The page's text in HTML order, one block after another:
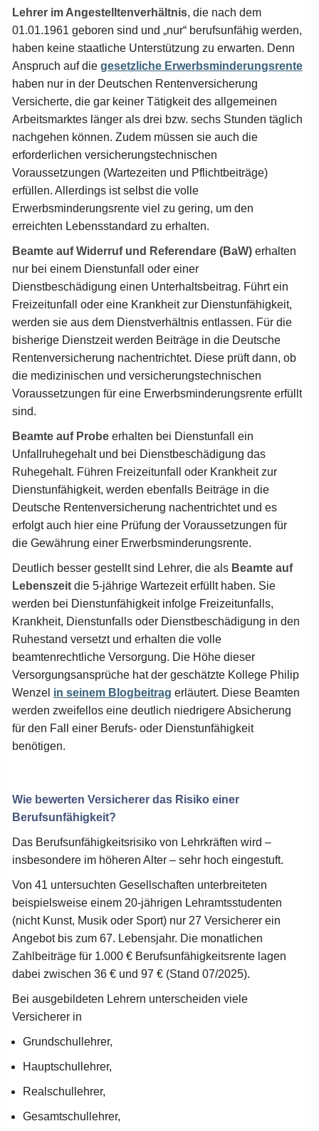
Lehrer im Angestelltenverhältnis, die nach dem
01.01.1961 geboren sind und „nur“ berufsunfähig werden,
haben keine staatliche Unterstützung zu erwarten. Denn
Anspruch auf die gesetzliche Erwerbsminderungsrente
haben nur in der Deutschen Rentenversicherung
Versicherte, die gar keiner Tätigkeit des allgemeinen
Arbeitsmarktes länger als drei bzw. sechs Stunden täglich
nachgehen können. Zudem müssen sie auch die
erforderlichen versicherungstechnischen
Voraussetzungen (Wartezeiten und Pflichtbeiträge)
erfüllen. Allerdings ist selbst die volle
Erwerbsminderungsrente viel zu gering, um den
erreichten Lebensstandard zu erhalten.
Beamte auf Widerruf und Referendare (BaW) erhalten
nur bei einem Dienstunfall oder einer
Dienstbeschädigung einen Unterhaltsbeitrag. Führt ein
Freizeitunfall oder eine Krankheit zur Dienstunfähigkeit,
werden sie aus dem Dienstverhältnis entlassen. Für die
bisherige Dienstzeit werden Beiträge in die Deutsche
Rentenversicherung nachentrichtet. Diese prüft dann, ob
die medizinischen und versicherungstechnischen
Voraussetzungen für eine Erwerbsminderungsrente erfüllt
sind.
Beamte auf Probe erhalten bei Dienstunfall ein
Unfallruhegehalt und bei Dienstbeschädigung das
Ruhegehalt. Führen Freizeitunfall oder Krankheit zur
Dienstunfähigkeit, werden ebenfalls Beiträge in die
Deutsche Rentenversicherung nachentrichtet und es
erfolgt auch hier eine Prüfung der Voraussetzungen für
die Gewährung einer Erwerbsminderungsrente.
Deutlich besser gestellt sind Lehrer, die als Beamte auf
Lebenszeit die 5-jährige Wartezeit erfüllt haben. Sie
werden bei Dienstunfähigkeit infolge Freizeitunfalls,
Krankheit, Dienstunfalls oder Dienstbeschädigung in den
Ruhestand versetzt und erhalten die volle
beamtenrechtliche Versorgung. Die Höhe dieser
Versorgungsansprüche hat der geschätzte Kollege Philip
Wenzel in seinem Blogbeitrag erläutert. Diese Beamten
werden zweifellos eine deutlich niedrigere Absicherung
für den Fall einer Berufs- oder Dienstunfähigkeit
benötigen.
Wie bewerten Versicherer das Risiko einer
Berufsunfähigkeit?
Das Berufsunfähigkeitsrisiko von Lehrkräften wird –
insbesondere im höheren Alter – sehr hoch eingestuft.
Von 41 untersuchten Gesellschaften unterbreiteten
beispielsweise einem 20-jährigen Lehramtsstudenten
(nicht Kunst, Musik oder Sport) nur 27 Versicherer ein
Angebot bis zum 67. Lebensjahr. Die monatlichen
Zahlbeiträge für 1.000 € Berufsunfähigkeitsrente lagen
dabei zwischen 36 € und 97 € (Stand 07/2025).
Bei ausgebildeten Lehrern unterscheiden viele
Versicherer in
Grundschullehrer,
Hauptschullehrer,
Realschullehrer,
Gesamtschullehrer,